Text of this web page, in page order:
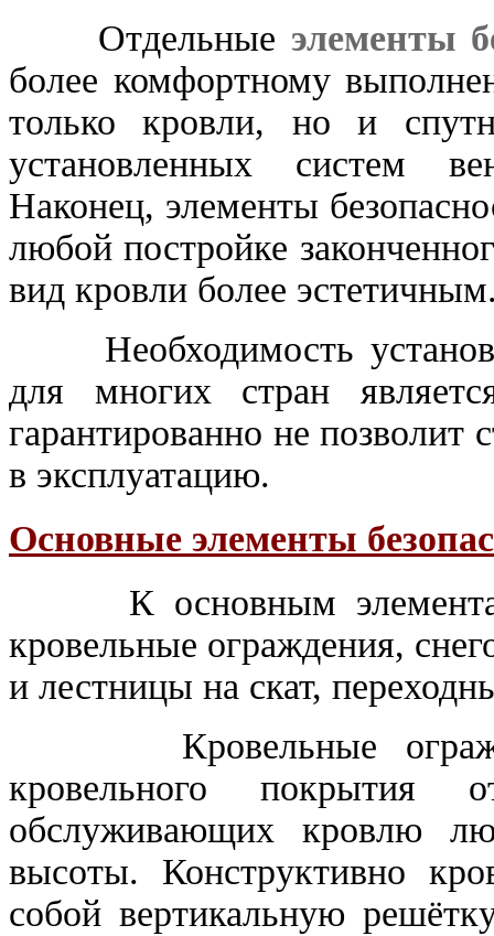
Отдельные элементы
более комфортному
только кровли, но и
установленных систем
Наконец, элементы
любой постройке
вид кровли более
Необходимость
для многих стран
гарантированно не позволит
в эксплуатацию.
Основные элементы
К основным элементам
кровельные ограждения,
и лестницы на скат,
Кровельные
кровельного покрытия
обслуживающих кровлю
высоты. Конструктивно
собой вертикальную